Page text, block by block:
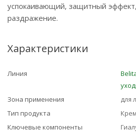
успокаивающий, защитный
раздражение.
Характеристики
Линия
Зона применения
для
Тип продукта
Крем
Ключевые компоненты